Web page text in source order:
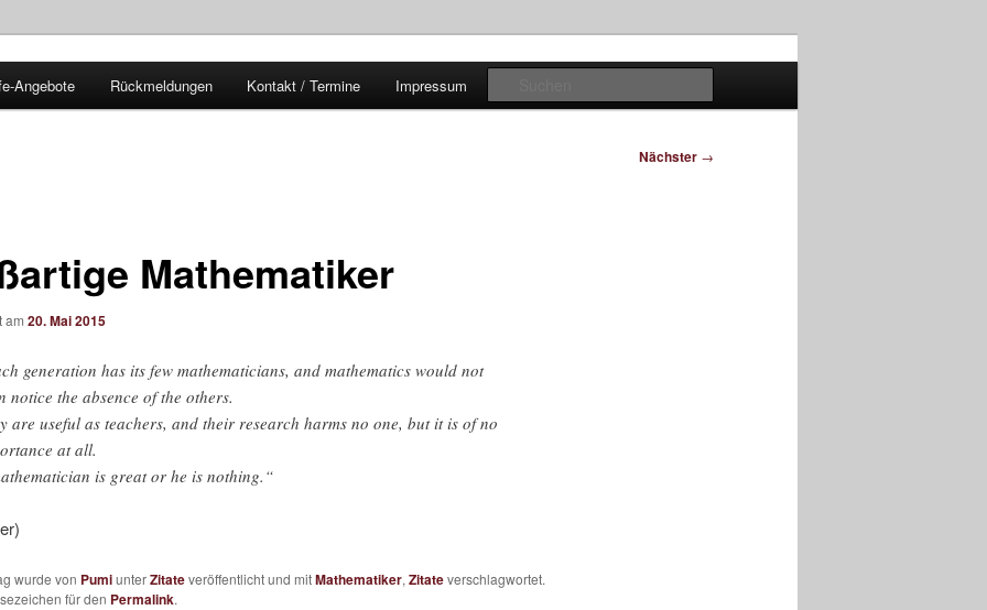
rechnen
Angebote Rückmeldungen Kontakt / Termine Impressum
Nächster →
Mathematiker
am 20. Mai 2015
generation has its few mathematicians, and mathematics would not
notice the absence of the others.
are useful as teachers, and their research harms no one, but it is of no
at all.
is great or he is nothing.“
wurde von PumiunterZitateveröffentlicht und mitMathematiker, Zitateverschlagwortet.
für den Permalink.